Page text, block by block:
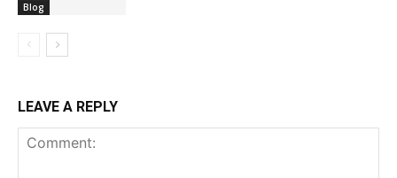
Blog
LEAVE A REPLY